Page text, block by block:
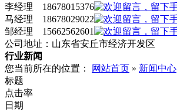
李经理 18678015376
马经理 18678029022
邹经理 15662562601
公司地址：山东省安丘市经济开发区
行业新闻
您当前所在的位置：
网站首页 » 新闻中心
标题
点击率
日期